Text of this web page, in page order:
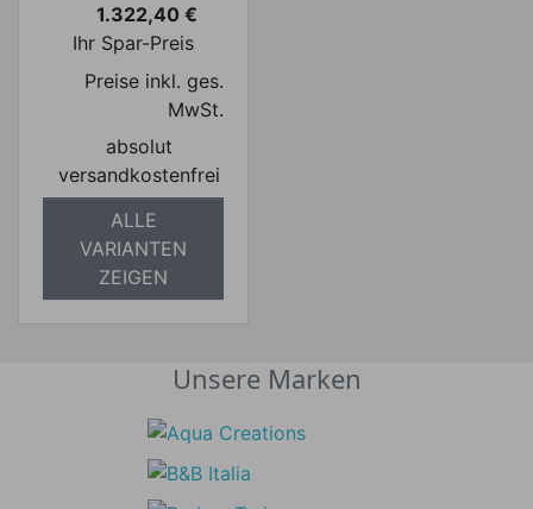
Preis
1.322,40 €
Ihr Spar-Preis
Preise inkl. ges.
MwSt.
absolut
versandkostenfrei
ALLE
VARIANTEN
ZEIGEN
Unsere Marken